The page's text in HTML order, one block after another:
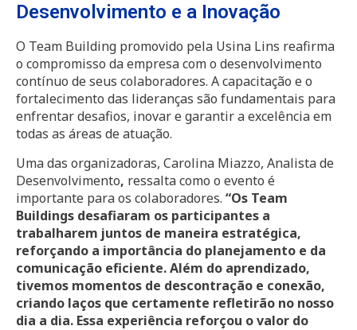
Desenvolvimento e a Inovação
O Team Building promovido pela Usina Lins reafirma
o compromisso da empresa com o desenvolvimento
contínuo de seus colaboradores. A capacitação e o
fortalecimento das lideranças são fundamentais para
enfrentar desafios, inovar e garantir a excelência em
todas as áreas de atuação.
Uma das organizadoras, Carolina Miazzo, Analista de
Desenvolvimento, ressalta como o evento é
importante para os colaboradores. “Os Team
Buildings desafiaram os participantes a
trabalharem juntos de maneira estratégica,
reforçando a importância do planejamento e da
comunicação eficiente. Além do aprendizado,
tivemos momentos de descontração e conexão,
criando laços que certamente refletirão no nosso
dia a dia. Essa experiência reforçou o valor do